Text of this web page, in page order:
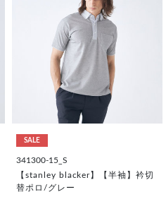
SALE
341300-15_S
【stanley blacker】【半袖】衿切
替ポロ/グレー